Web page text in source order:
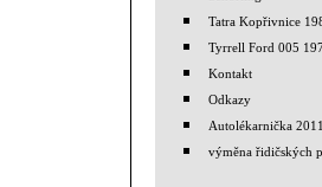
Tatra Kopřivnice
Tyrrell Ford 005
Kontakt
Odkazy
Autolékarnička 2011
výměna řidičských